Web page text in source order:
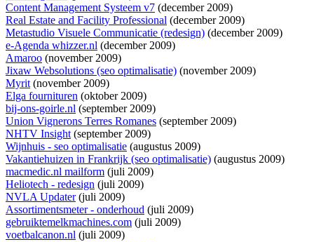
Content Management Systeem v7 (december 2009)
Real Estate and Facility Professional (december 2009)
Metastudio Visuele Communicatie (redesign) (december 2009)
e-Agenda whizzer.nl (december 2009)
Amaroo (november 2009)
Jixaw Websolutions (seo optimalisatie) (november 2009)
Myrit(november 2009)
Elga fournituren (oktober 2009)
bij-ons-goirle.nl (september 2009)
Union Vignerons Terres Romanes (september 2009)
NHTV Insight(september 2009)
Wijnhuis - seo optimalisatie (augustus 2009)
Vakantiehuizen in Frankrijk (seo optimalisatie) (augustus 2009)
macmedic.nl mailform (juli 2009)
Heliotech - redesign (juli 2009)
NVLA Updater(juli 2009)
Assortimentsmeter - onderhoud (juli 2009)
gebruiktemelkmachines.com (juli 2009)
voetbalcanon.nl (juli 2009)